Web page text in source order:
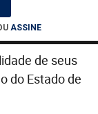
ASSINE
de seus
do Estado de